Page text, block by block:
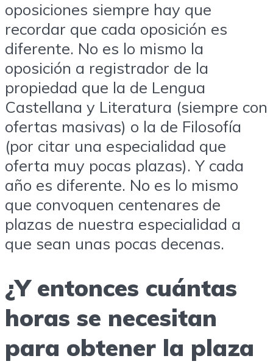
oposiciones siempre hay que
recordar que cada oposición es
diferente. No es lo mismo la
oposición a registrador de la
propiedad que la de Lengua
Castellana y Literatura (siempre con
ofertas masivas) o la de Filosofía
(por citar una especialidad que
oferta muy pocas plazas). Y cada
año es diferente. No es lo mismo
que convoquen centenares de
plazas de nuestra especialidad a
que sean unas pocas decenas.
¿Y entonces cuántas
horas se necesitan
para obtener la plaza